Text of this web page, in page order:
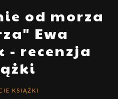
od morza
Ewa
- recenzja
KSIĄŻKI